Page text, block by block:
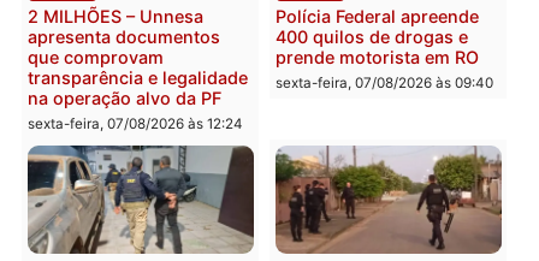
Marcos Rogério apresenta
Plano de Governo com
228 projetos, metas
públicas e
acompanhamento de
resultados
sexta-feira, 07/08/2026 às 18:49
Eleições 2026: Pastor
Evanildo pode ser o
primeiro pastor de
Rondônia na Câmara